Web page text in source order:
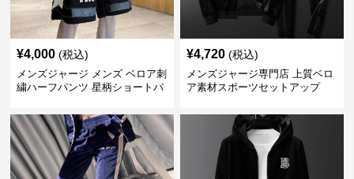
¥4,000 (税込)
メンズジャージ メンズ ベロア刺
繍ハーフパンツ 星柄ショートパ
¥4,720 (税込)
メンズジャージ専門店 上質ベロ
ア素材スポーツセットアップ